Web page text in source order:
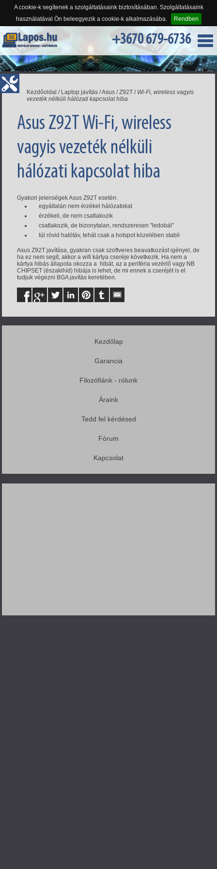
A cookie-k segítenek a szolgáltatásaink biztosításában. Szolgáltatásaink
használatával Ön beleegyezik a cookie-k alkalmazásába.
Rendben
+3670 679-6736
Kezdőoldal / Laptop javítás /Asus /Z92T / Wi-Fi, wireless vagyis
vezeték nélküli hálózati kapcsolat hiba
Asus Z92T Wi-Fi, wireless
vagyis vezeték nélküli
hálózati kapcsolat hiba
Gyakori jelenségek Asus Z92T esetén:
egyáltalán nem érzékel hálózatokat
érzékeli, de nem csatlakozik
csatlakozik, de bizonytalan, rendszeresen "ledobál"
túl rövid hatótáv, tehát csak a hotspot közelében stabil
Asus Z92T javítása, gyakran csak szoftveres beavatkozást igényel, de
ha ez nem segít, akkor a wifi kártya cseréje következik. Ha nem a
kártya hibás állapota okozza a hibát, az a periféria vezérlő vagy NB
CHIPSET (északihíd) hibája is lehet, de mi ennek a cseréjét is el
tudjuk végezni BGA javítás keretében.
Kezdőlap
Garancia
Filozófiánk - rólunk
Áraink
Tedd fel kérdésed
Fórum
Kapcsolat